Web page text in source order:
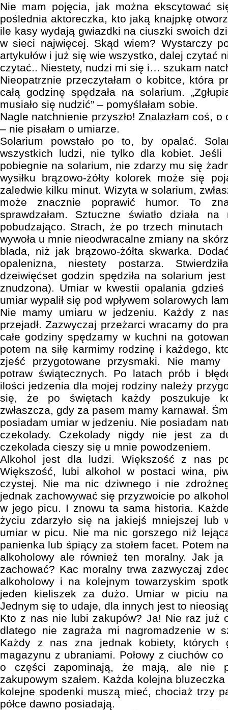
Nie mam pojęcia, jak można ekscytować
poślednia aktoreczka, kto jaką knajpkę
ile kasy wydają gwiazdki na ciuszki swoich
w sieci najwięcej. Skąd wiem? Wystarczy
artykułów i już się wie wszystko, dalej czytać
czytać.. Niestety, nudzi mi się i… szukam
Nieopatrznie przeczytałam o kobitce, która
całą godzinę spędzała na solarium.
musiało się nudzić” – pomyślałam sobie.
Nagle natchnienie przyszło! Znalazłam coś,
– nie pisałam o umiarze.
Solarium powstało po to, by opalać.
wszystkich ludzi, nie tylko dla kobiet.
pobiegnie na solarium, nie zdarzy mu się
wysiłku brązowo-żółty kolorek może się
zaledwie kilku minut. Wizyta w solarium,
może znacznie poprawić humor. To
sprawdzałam. Sztuczne światło działa
pobudzająco. Strach, że po trzech
wywoła u mnie nieodwracalne zmiany na
blada, niż jak brązowo-żółta skwarka.
opalenizna, niestety postarza.
dzeiwięćset godzin spędziła na solarium
znudzona). Umiar w kwestii opalania
umiar wypalił się pod wpływem solarowych
Nie mamy umiaru w jedzeniu. Każdy z
przejadł. Zazwyczaj przeżarci wracamy do
całe godziny spędzamy w kuchni na
potem na siłę karmimy rodzinę i każdego,
zjeść przygotowane przysmaki. Nie mamy
potraw świątecznych. Po latach prób i
ilości jedzenia dla mojej rodziny należy
się, że po świętach każdy poszukuje
zwłaszcza, gdy za pasem mamy karnawał.
posiadam umiar w jedzeniu. Nie posiadam
czekolady. Czekolady nigdy nie jest za
czekolada cieszy się u mnie powodzeniem.
Alkohol jest dla ludzi. Większość z nas
Większość, lubi alkohol w postaci wina,
czystej. Nie ma nic dziwnego i nie
jednak zachowywać się przyzwoicie po
w jego picu. I znowu ta sama historia.
życiu zdarzyło się na jakiejś mniejszej lub
umiar w picu. Nie ma nic gorszego niż
panienka lub śpiący za stołem facet. Potem
alkoholowy ale również ten moralny. Jak ja
zachować? Kac moralny trwa zazwyczaj
alkoholowy i na kolejnym towarzyskim
jeden kieliszek za dużo. Umiar w piciu
Jednym się to udaje, dla innych jest to
Kto z nas nie lubi zakupów? Ja! Nie raz już
dlatego nie zagraża mi nagromadzenie w
Każdy z nas zna jednak kobiety, których
magazynu z ubraniami. Połowy z ciuchów
o części zapominają, że mają, ale nie
zakupowym szałem. Każda kolejna
kolejne spodenki muszą mieć, chociaż trzy
półce dawno posiadają.